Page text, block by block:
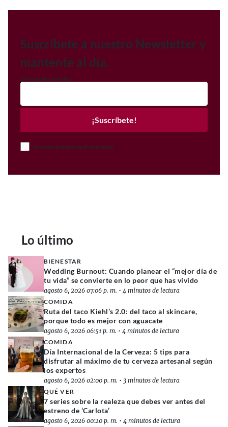
Suscríbete a nuestro Newsletter y
mantente al día.
Correo electrónico
¡Suscríbete!
Acepto el Aviso de Privacidad
Lo último
BIENESTAR
Wedding Burnout: Cuando planear el “mejor día de
tu vida” se convierte en lo peor que has vivido
agosto 6, 2026 07:06 p. m. • 4 minutos de lectura
COMIDA
Ruta del taco Kiehl’s 2.0: del taco al skincare,
porque todo es mejor con aguacate
agosto 6, 2026 06:51 p. m. • 4 minutos de lectura
COMIDA
Día Internacional de la Cerveza: 5 tips para
disfrutar al máximo de tu cerveza artesanal según
los expertos
agosto 6, 2026 02:00 p. m. • 3 minutos de lectura
QUÉ VER
7 series sobre la realeza que debes ver antes del
estreno de ‘Carlota’
agosto 6, 2026 00:20 p. m. • 4 minutos de lectura